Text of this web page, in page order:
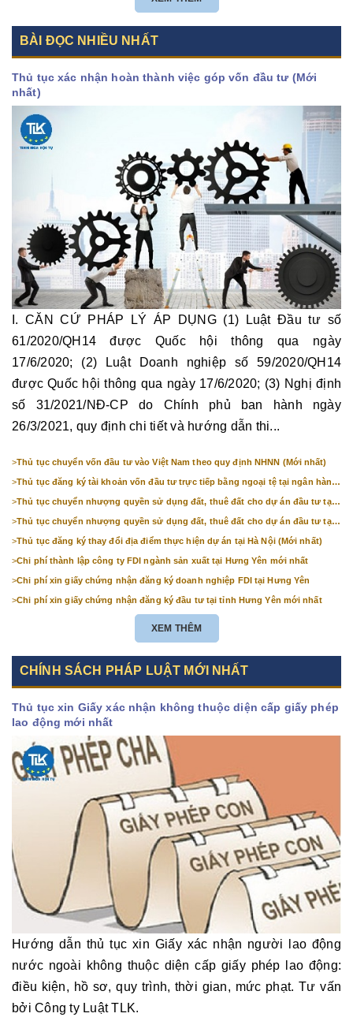
BÀI ĐỌC NHIỀU NHẤT
Thủ tục xác nhận hoàn thành việc góp vốn đầu tư (Mới
nhất)
I. CĂN CỨ PHÁP LÝ ÁP DỤNG (1) Luật Đầu tư số
61/2020/QH14 được Quốc hội thông qua ngày
17/6/2020; (2) Luật Doanh nghiệp số 59/2020/QH14
được Quốc hội thông qua ngày 17/6/2020; (3) Nghị định
số 31/2021/NĐ-CP do Chính phủ ban hành ngày
26/3/2021, quy định chi tiết và hướng dẫn thi...
>Thủ tục chuyển vốn đầu tư vào Việt Nam theo quy định NHNN (Mới nhất)
>Thủ tục đăng ký tài khoản vốn đầu tư trực tiếp bằng ngoại tệ tại ngân hàng
>Thủ tục chuyển nhượng quyền sử dụng đất, thuê đất cho dự án đầu tư tại
>Thủ tục chuyển nhượng quyền sử dụng đất, thuê đất cho dự án đầu tư tại
>Thủ tục đăng ký thay đổi địa điểm thực hiện dự án tại Hà Nội (Mới nhất)
>Chi phí thành lập công ty FDI ngành sản xuất tại Hưng Yên mới nhất
>Chi phí xin giấy chứng nhận đăng ký doanh nghiệp FDI tại Hưng Yên
>Chi phí xin giấy chứng nhận đăng ký đầu tư tại tỉnh Hưng Yên mới nhất
XEM THÊM
CHÍNH SÁCH PHÁP LUẬT MỚI NHẤT
Thủ tục xin Giấy xác nhận không thuộc diện cấp giấy phép
lao động mới nhất
Hướng dẫn thủ tục xin Giấy xác nhận người lao động
nước ngoài không thuộc diện cấp giấy phép lao động:
điều kiện, hồ sơ, quy trình, thời gian, mức phạt. Tư vấn
bởi Công ty Luật TLK.